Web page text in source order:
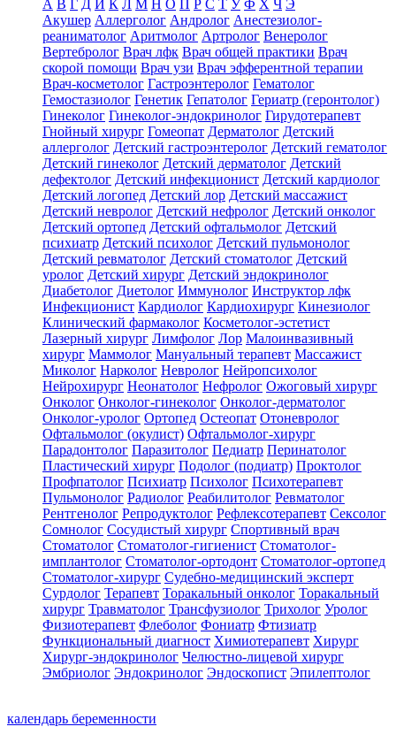
А В Г Д И К Л М Н О П Р С Т У Ф Х Ч Э
Акушер Аллерголог Андролог Анестезиолог-
реаниматолог Аритмолог Артролог Венеролог
Вертебролог Врач лфк Врач общей практики Врач
скорой помощи Врач узи Врач эфферентной терапии
Врач-косметолог Гастроэнтеролог Гематолог
Гемостазиолог Генетик Гепатолог Гериатр (геронтолог)
Гинеколог Гинеколог-эндокринолог Гирудотерапевт
Гнойный хирург Гомеопат Дерматолог Детский
аллерголог Детский гастроэнтеролог Детский гематолог
Детский гинеколог Детский дерматолог Детский
дефектолог Детский инфекционист Детский кардиолог
Детский логопед Детский лор Детский массажист
Детский невролог Детский нефролог Детский онколог
Детский ортопед Детский офтальмолог Детский
психиатр Детский психолог Детский пульмонолог
Детский ревматолог Детский стоматолог Детский
уролог Детский хирург Детский эндокринолог
Диабетолог Диетолог Иммунолог Инструктор лфк
Инфекционист Кардиолог Кардиохирург Кинезиолог
Клинический фармаколог Косметолог-эстетист
Лазерный хирург Лимфолог Лор Малоинвазивный
хирург Маммолог Мануальный терапевт Массажист
Миколог Нарколог Невролог Нейропсихолог
Нейрохирург Неонатолог Нефролог Ожоговый хирург
Онколог Онколог-гинеколог Онколог-дерматолог
Онколог-уролог Ортопед Остеопат Отоневролог
Офтальмолог (окулист) Офтальмолог-хирург
Парадонтолог Паразитолог Педиатр Перинатолог
Пластический хирург Подолог (подиатр) Проктолог
Профпатолог Психиатр Психолог Психотерапевт
Пульмонолог Радиолог Реабилитолог Ревматолог
Рентгенолог Репродуктолог Рефлексотерапевт Сексолог
Сомнолог Сосудистый хирург Спортивный врач
Стоматолог Стоматолог-гигиенист Стоматолог-
имплантолог Стоматолог-ортодонт Стоматолог-ортопед
Стоматолог-хирург Судебно-медицинский эксперт
Сурдолог Терапевт Торакальный онколог Торакальный
хирург Травматолог Трансфузиолог Трихолог Уролог
Физиотерапевт Флеболог Фониатр Фтизиатр
Функциональный диагност Химиотерапевт Хирург
Хирург-эндокринолог Челюстно-лицевой хирург
Эмбриолог Эндокринолог Эндоскопист Эпилептолог
календарь беременности